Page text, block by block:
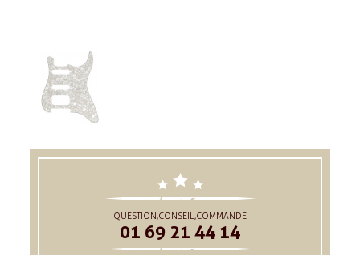
QUESTION,CONSEIL,COMMANDE
01 69 21 44 14